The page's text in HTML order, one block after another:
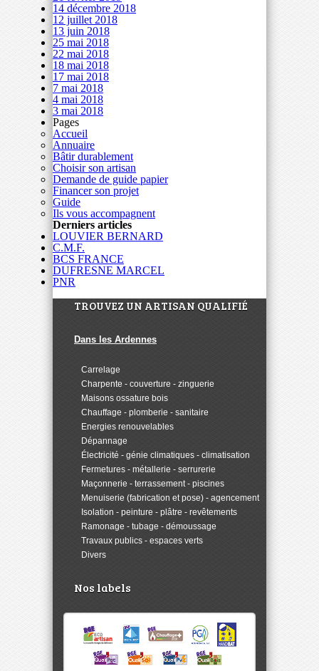
14 décembre 2018
12 juillet 2018
13 juin 2018
25 mai 2018
22 mai 2018
18 mai 2018
17 mai 2018
7 mai 2018
4 mai 2018
3 mai 2018
Pages
Accueil
Annuaire
Bâtir durablement
Choisir son artisan
Demande de guide papier
Financer son projet
Guide
Ils vous accompagnent
Derniers articles
LOUVIER BERNARD
C.M.F.
BCS FRANCE
DUFRESNE MARCEL
PNR
TROUVEZ UN ARTISAN QUALIFIÉ
Dans les Ardennes
Carrelage
Charpente - couverture - zinguerie
Maisons ossature bois
Chauffage - plomberie - sanitaire
Energies renouvelables
Dépannage
Électricité - génie climatiques - climatisation
Fermetures - métallerie - serrurerie
Maçonnerie - terrassement - piscines
Menuiserie (fabrication et pose) - agencement
Isolation - peinture - plâtre - revêtements
Ramonage - tubage - démoussage
Travaux publics - espaces verts
Divers
Nos labels